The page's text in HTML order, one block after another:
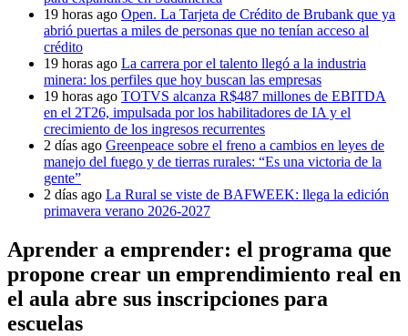
19 horas ago Open. La Tarjeta de Crédito de Brubank que ya
abrió puertas a miles de personas que no tenían acceso al
crédito
19 horas ago La carrera por el talento llegó a la industria
minera: los perfiles que hoy buscan las empresas
19 horas ago TOTVS alcanza R$487 millones de EBITDA
en el 2T26, impulsada por los habilitadores de IA y el
crecimiento de los ingresos recurrentes
2 días ago Greenpeace sobre el freno a cambios en leyes de
manejo del fuego y de tierras rurales: “Es una victoria de la
gente”
2 días ago La Rural se viste de BAFWEEK: llega la edición
primavera verano 2026-2027
Aprender a emprender: el programa que
propone crear un emprendimiento real en
el aula abre sus inscripciones para
escuelas